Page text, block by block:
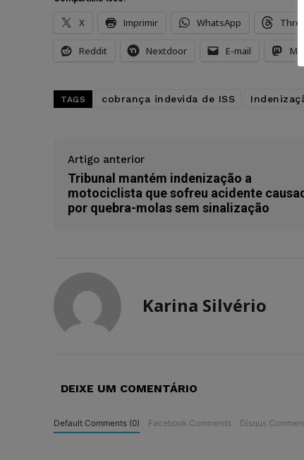
X Imprimir WhatsApp
Reddit Nextdoor E-mail
TAGS cobrança indevida de ISS
Artigo anterior
Tribunal mantém indenização a
motociclista que sofreu acidente
por quebra-molas sem sinalização
Karina Silvério
DEIXE UM COMENTÁRIO
Default Comments (0) Facebook Comments Disqus